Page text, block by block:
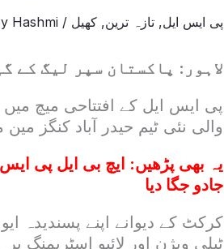
پی ایس ایل, تازہ ترین, کھیل /
Hashmi
لاہور: پاکستان سپر لیگ کے
پی ایس ایل کے افتتاحی میچ
والی نئی ٹیم حیدر آباد کنگز
یہ بھی پڑھیں:
جادو جگا دیا
کرکٹ کے دیوانے اپنے پسندیدہ
ٹیلی ویژن اور لائیو اسٹریمنگ